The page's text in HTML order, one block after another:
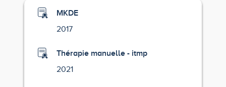
MKDE
2017
Thérapie manuelle - itmp
2021